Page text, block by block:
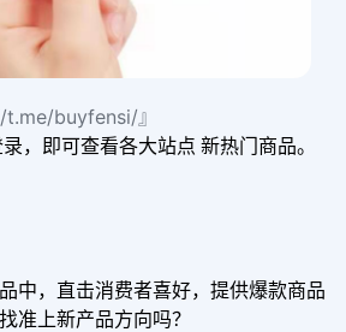
buyfensi/』
，即可查看各大站点 新热门商品。
中，直击消费者喜好，提供爆款商品
准上新产品方向吗？